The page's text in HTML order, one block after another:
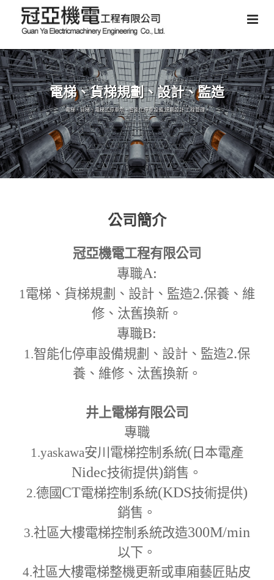
電梯、貨梯規劃、設計、監造
電梯、貨梯、電梯式停車塔、智能化停車設備,規劃設計,工程管理。
公司簡介
冠亞機電工程有限公司
專職A:
1電梯、貨梯規劃、設計、監造2.保養、維
修、汰舊換新。
專職B:
1.智能化停車設備規劃、設計、監造2.保
養、維修、汰舊換新。
井上電梯有限公司
專職
1.yaskawa安川電梯控制系統( 日本電產
Nidec技術提供)銷售。
2.德國 CT電梯控制系統(KDS技術提供)
銷售。
3.社區大樓電梯控制系統改造300M/min
以下。
4.社區大樓電梯整機更新或車廂藝匠貼皮